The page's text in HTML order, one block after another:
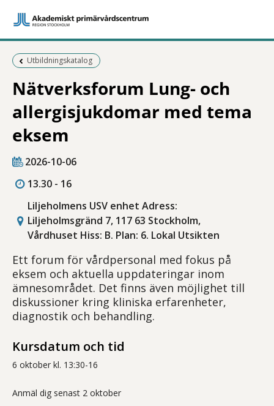
Föregående sida:
Utbildningskatalog
Nätverksforum Lung- och
allergisjukdomar med tema
eksem
2026-10-06
13.30 - 16
Liljeholmens USV enhet Adress:
Liljeholmsgränd 7, 117 63 Stockholm,
Vårdhuset Hiss: B. Plan: 6. Lokal Utsikten
Ett forum för vårdpersonal med fokus på
eksem och aktuella uppdateringar inom
ämnesområdet. Det finns även möjlighet till
diskussioner kring kliniska erfarenheter,
diagnostik och behandling.
Kursdatum och tid
6 oktober kl. 13:30-16
Anmäl dig senast 2 oktober